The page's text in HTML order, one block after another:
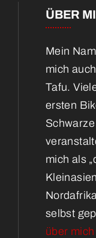
ÜBER
Mein
mich
Tafu.
ersten
mich als
selbst
über mich